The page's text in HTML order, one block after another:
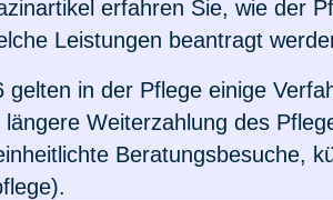
Hundfür Familien
für Senioren
erfahren Sie, wie der
Leistungen beantragt
gelten in der Pflege einige
Weiterzahlung des
Beratungsbesuche,